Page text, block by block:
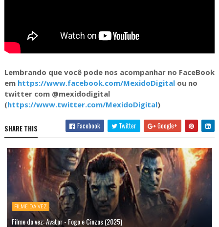
Lembrando que você pode nos acompanhar no FaceBook
em https://www.facebook.com/MexidoDigitalou no
twitter com @mexidodigital
(https://www.twitter.com/MexidoDigital)
SHARE THIS Facebook Twitter Google+
FILME DA VEZ
Filme da vez: Avatar - Fogo e Cinzas (2025)